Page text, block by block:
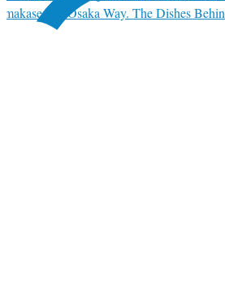
the Osaka Way. The Dishes